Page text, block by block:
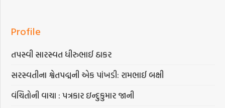
Profile
તપસ્વી સારસ્વત ધીરુભાઈ ઠાકર
સરસ્વતીના શ્વેતપદ્મની એક પાંખડી: રામભાઈ બક્ષી
વંચિતોની વાચા : પત્રકાર ઇન્દુકુમાર જાની